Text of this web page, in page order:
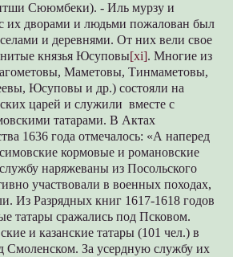
Сююмбеки). - Иль мурзу и
их дворами и людьми пожалован был
и деревнями. От них вели свое
князья Юсуповы[xi]. Многие из
Маметовы, Тинмаметовы,
Юсуповы и др.) состояли на
царей и служили вместе с
татарами. В Актах
1636 года отмечалось: «А наперед
кормовые и романовские
наряжеваны из Посольского
участвовали в военных походах,
Из Разрядных книг 1617-1618 годов
татары сражались под Псковом.
и казанские татары (101 чел.) в
Смоленском. За усердную службу их